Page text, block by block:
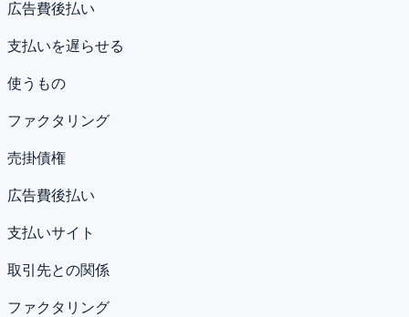
広告費後払い
支払いを遅らせる
使うもの
ファクタリング
売掛債権
広告費後払い
支払いサイト
取引先との関係
ファクタリング